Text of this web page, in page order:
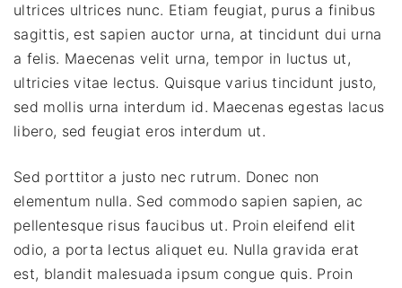
ultrices ultrices nunc. Etiam feugiat, purus a finibus
sagittis, est sapien auctor urna, at tincidunt dui urna
a felis. Maecenas velit urna, tempor in luctus ut,
ultricies vitae lectus. Quisque varius tincidunt justo,
sed mollis urna interdum id. Maecenas egestas lacus
libero, sed feugiat eros interdum ut.
Sed porttitor a justo nec rutrum. Donec non
elementum nulla. Sed commodo sapien sapien, ac
pellentesque risus faucibus ut. Proin eleifend elit
odio, a porta lectus aliquet eu. Nulla gravida erat
est, blandit malesuada ipsum congue quis. Proin